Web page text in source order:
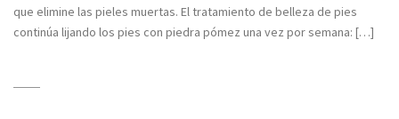
que elimine las pieles muertas. El tratamiento de belleza de pies
continúa lijando los pies con piedra pómez una vez por semana: […]